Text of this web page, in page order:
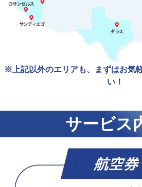
※上記以外のエリアも、まずはお気
い！
サービス